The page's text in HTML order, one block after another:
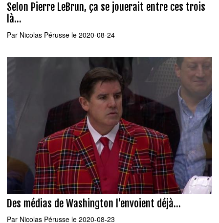
Selon Pierre LeBrun, ça se jouerait entre ces trois
là...
Par Nicolas Pérusse le 2020-08-24
Des médias de Washington l'envoient déjà...
Par Nicolas Pérusse le 2020-08-23